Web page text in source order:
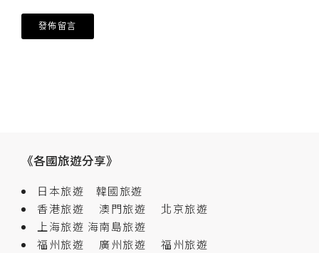
《各國旅遊分享》
日本旅遊
韓國旅遊
香港旅遊
澳門旅遊
北京旅遊
上海旅遊 海南島旅遊
福州旅遊
廣州旅遊
福州旅遊